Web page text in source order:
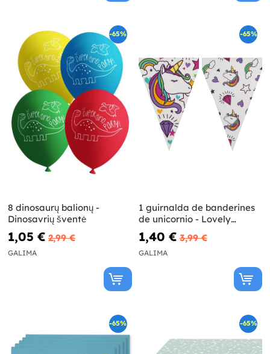
-65%
8 dinosaurų balionų -
Dinosavrių šventė
1,05 € 2,99 €
GALIMA
-65%
1 guirnalda de banderines
de unicornio - Lovely
Unicorn
1,40 € 3,99 €
GALIMA
-65% -65%